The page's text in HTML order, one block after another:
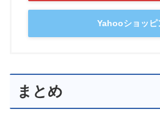
Yahooショッピ
まとめ